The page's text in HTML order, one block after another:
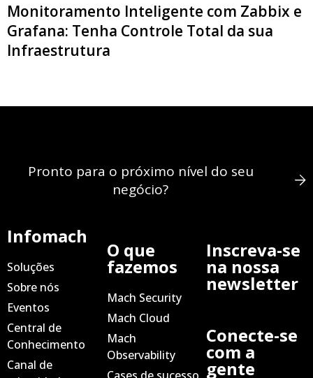
Monitoramento Inteligente com Zabbix e
Grafana: Tenha Controle Total da sua
Infraestrutura
Pronto para o próximo nível do seu
negócio?
Infomach
Soluções
Sobre nós
Eventos
Central de
Conhecimento
Canal de
O que
fazemos
Mach Security
Mach Cloud
Mach
Observability
Inscreva-se
na nossa
newsletter
Conecte-se
com a
gente